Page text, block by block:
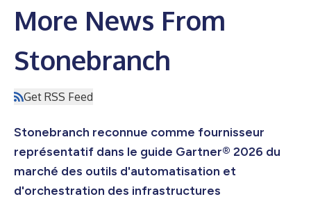
More News From
Stonebranch
Get RSS Feed
Stonebranch reconnue comme fournisseur
représentatif dans le guide Gartner® 2026 du
marché des outils d'automatisation et
d'orchestration des infrastructures